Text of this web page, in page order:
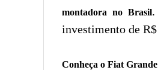
montadora no Brasil.
investimento de
Conheça o Fiat